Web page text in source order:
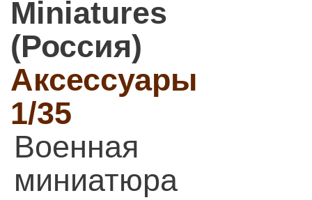
Miniatures
(Россия)
Аксессуары
1/35
Военная
миниатюра